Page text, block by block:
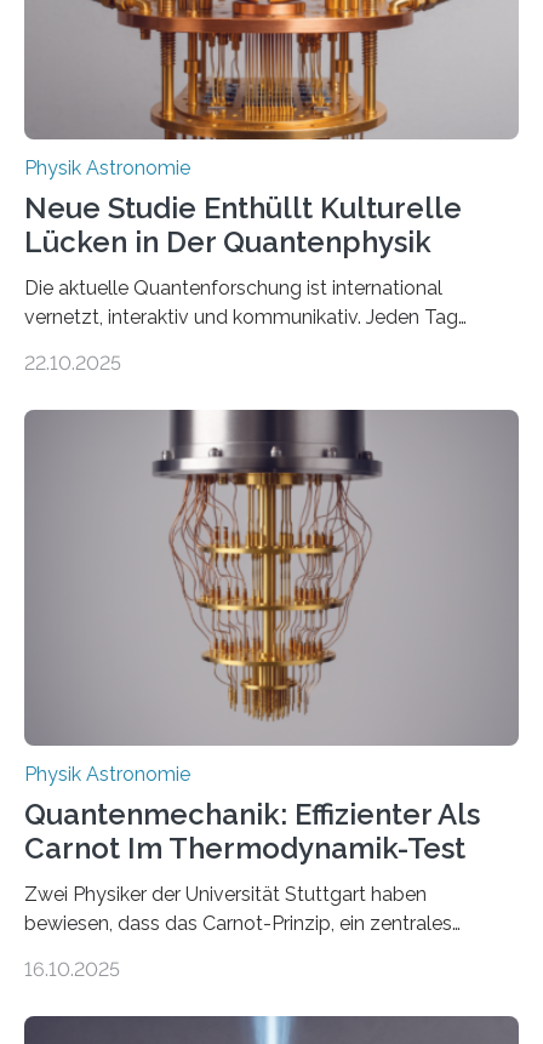
Thorium tatsächlich nutzen lässt, um hochpräzise…
Physik Astronomie
Neue Studie Enthüllt Kulturelle
Lücken in Der Quantenphysik
Die aktuelle Quantenforschung ist international
vernetzt, interaktiv und kommunikativ. Jeden Tag
oft von Autor*innen, die eng zusammenarbeiten. Neue
werden schnell weiterentwickelt. Dies ist der Alltag in
der Forschung der Quantentheorie, die dieses Jahr 100
Jahre alt geworden ist, weshalb die UNESCO 2025 zum
Internationalen Jahr der Quantenwissenschaft und -
technologie ausgerufen hat. Doch nun hat eine
internationale Forschungsgruppe um den
22.10.2025
Physik Astronomie
Quantenmechanik: Effizienter Als
Carnot Im Thermodynamik-Test
Zwei Physiker der Universität Stuttgart haben
bewiesen, dass das Carnot-Prinzip, ein zentrales
Größenordnung von Atomen gilt, deren physikalische
16.10.2025